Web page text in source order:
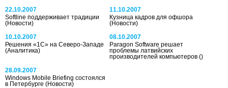
22.10.2007
Softline поддерживает традиции
(Новости)
11.10.2007
Кузница кадров для офшора
(Новости)
10.10.2007
Решения «1С» на Северо-Западе
(Аналитика)
08.10.2007
Paragon Software решает
проблемы латвийских
производителей компьютеров()
28.09.2007
Windows Mobile Briefing состоялся
в Петербурге (Новости)